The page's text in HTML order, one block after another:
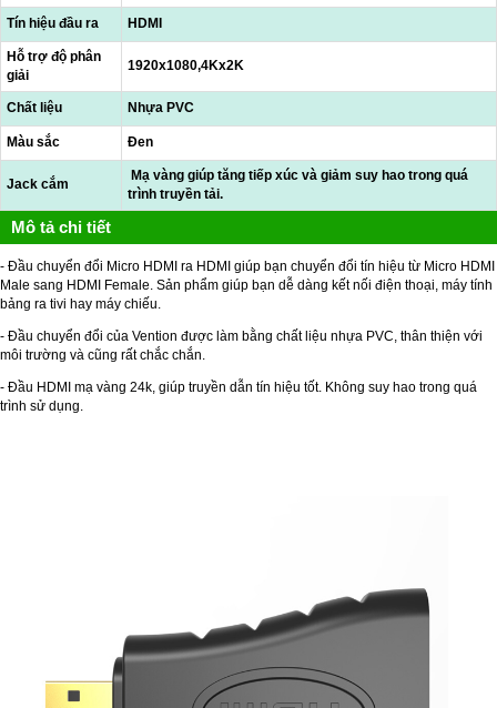
Tín hiệu đầu ra HDMI
Hỗ trợ độ phân
giải
1920x1080,4Kx2K
Chất liệu Nhựa PVC
Màu sắc Đen
Jack cắm
Mạ vàng giúp tăng tiếp xúc và giảm suy hao trong quá
trình truyền tải.
Mô tả chi tiết
- Đầu chuyển đổi Micro HDMI ra HDMI giúp bạn chuyển đổi tín hiệu từ Micro HDMI
Male sang HDMI Female. Sản phẩm giúp bạn dễ dàng kết nối điện thoại, máy tính
bảng ra tivi hay máy chiếu.
- Đầu chuyển đổi của Vention được làm bằng chất liệu nhựa PVC, thân thiện với
môi trường và cũng rất chắc chắn.
- Đầu HDMI mạ vàng 24k, giúp truyền dẫn tín hiệu tốt. Không suy hao trong quá
trình sử dụng.